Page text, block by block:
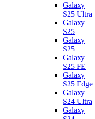
Galaxy
S25 Ultra
Galaxy
S25
Galaxy
S25+
Galaxy
S25 FE
Galaxy
S25 Edge
Galaxy
S24 Ultra
Galaxy